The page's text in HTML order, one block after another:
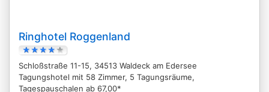
Ringhotel Roggenland
Schloßstraße 11-15, 34513 Waldeck am Edersee
Tagungshotel mit 58 Zimmer, 5 Tagungsräume,
Tagespauschalen ab 67,00*